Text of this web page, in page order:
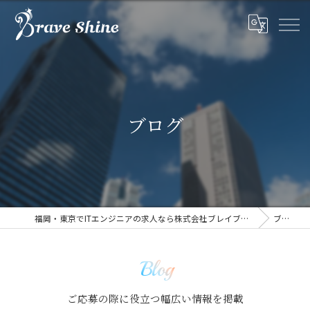
ブログ
福岡・東京でITエンジニアの求人なら株式会社ブレイブシャイン ブログ
Blog
ご応募の際に役立つ幅広い情報を掲載